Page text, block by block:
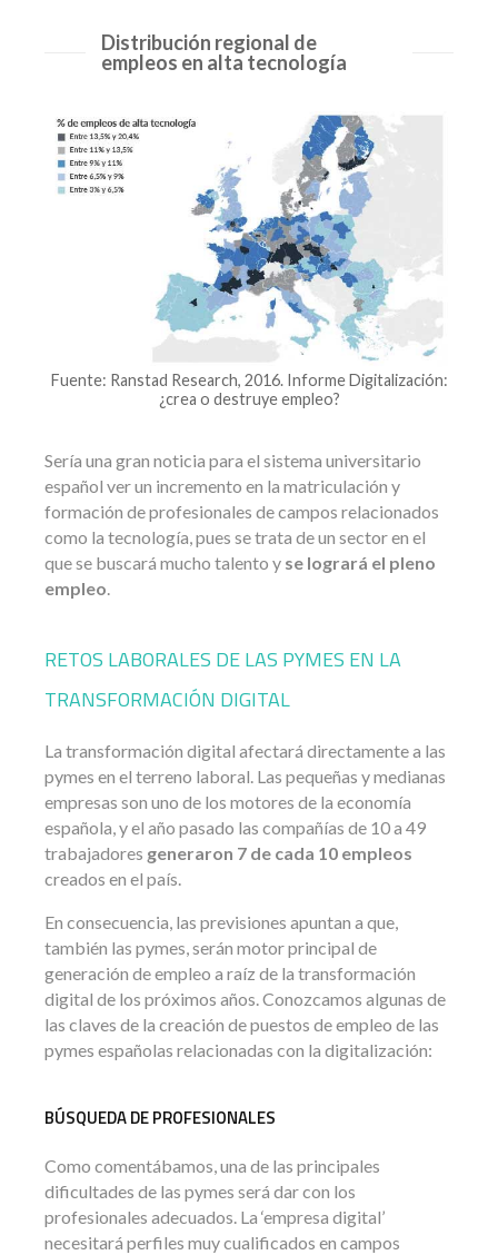
Distribución regional de
empleos en alta tecnología
Fuente: Ranstad Research, 2016. Informe Digitalización:
¿crea o destruye empleo?
Sería una gran noticia para el sistema universitario
español ver un incremento en la matriculación y
formación de profesionales de campos relacionados
como la tecnología, pues se trata de un sector en el
que se buscará mucho talento y se logrará el pleno
empleo
RETOS LABORALES DE LAS PYMES EN LA
TRANSFORMACIÓN DIGITAL
La transformación digital afectará directamente a las
pymes en el terreno laboral. Las pequeñas y medianas
empresas son uno de los motores de la economía
española, y el año pasado las compañías de 10 a 49
trabajadores generaron 7 de cada 10 empleos
creados en el país.
En consecuencia, las previsiones apuntan a que,
también las pymes, serán motor principal de
generación de empleo a raíz de la transformación
digital de los próximos años. Conozcamos algunas de
las claves de la creación de puestos de empleo de las
pymes españolas relacionadas con la digitalización:
BÚSQUEDA DE PROFESIONALES
Como comentábamos, una de las principales
dificultades de las pymes será dar con los
profesionales adecuados. La ‘empresa digital’
necesitará perfiles muy cualificados en campos